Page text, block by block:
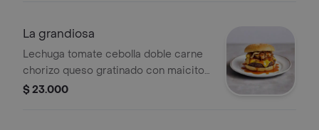
La grandiosa
Lechuga tomate cebolla doble carne
chorizo queso gratinado con maicitos
y tocineta salsa de la casa y salsa
$ 23.000